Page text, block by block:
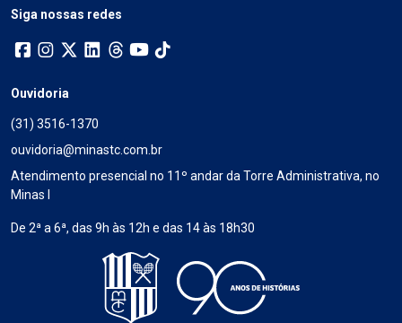
Siga nossas redes
Ouvidoria
(31) 3516-1370
ouvidoria@minastc.com.br
Atendimento presencial no 11º andar da Torre Administrativa, no
Minas I
De 2ª a 6ª, das 9h às 12h e das 14 às 18h30